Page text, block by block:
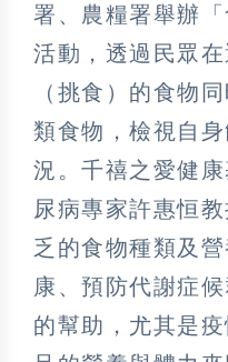
署、農糧署舉辦
活動，透過民眾
（挑食）的食物
類食物，檢視自
況。千禧之愛健
尿病專家許惠恒
乏的食物種類及
康、預防代謝症
的幫助，尤其是